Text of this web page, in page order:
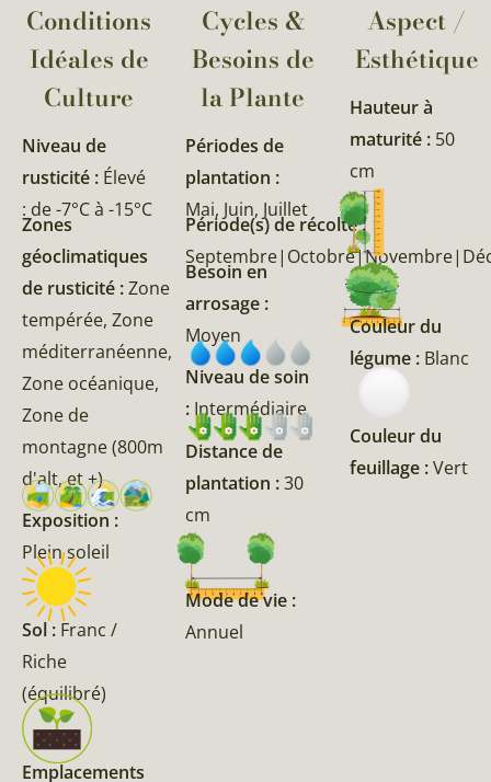
Conditions
Idéales de
Culture
Niveau de
rusticité : Élevé
: de -7°C à -15°C
Zones
géoclimatiques
de rusticité :Zone
tempérée, Zone
méditerranéenne,
Zone océanique,
Zone de
montagne (800m
d'alt, et +)
Exposition :
Plein soleil
Sol : Franc /
Riche
(équilibré)
Emplacements
Cycles &
Besoins de
la Plante​
Périodes de
plantation :
Mai, Juin, Juillet
Période(s) de récolte :
Besoin en
arrosage :
Moyen
Niveau de soin
: Intermédiaire
Distance de
plantation :30
cm
Mode de vie :
Annuel
Aspect /
Esthétique
Hauteur à
maturité : 50
cm
Couleur du
légume : Blanc
Couleur du
feuillage :Vert